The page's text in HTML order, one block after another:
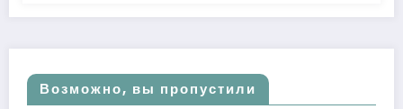
Возможно, вы пропустили